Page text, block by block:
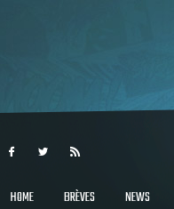
HOME BRÈVES NEWS